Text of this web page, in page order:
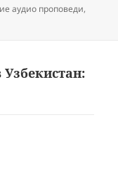
аудио проповеди,